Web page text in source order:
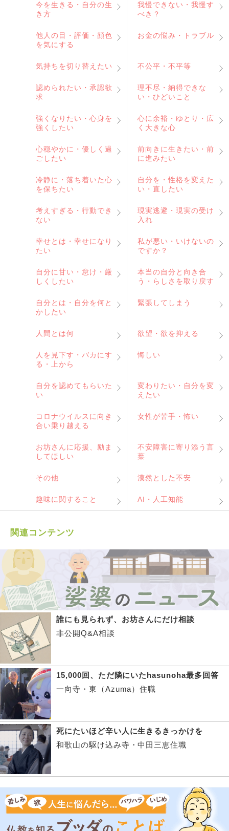
今を生きる・自分の生
き方
我慢できない・我慢す
べき？
他人の目・評価・顔色
を気にする
お金の悩み・トラブル
気持ちを切り替えたい 不公平・不平等
認められたい・承認欲
求
理不尽・納得できな
い・ひどいこと
強くなりたい・心身を
強くしたい
心に余裕・ゆとり・広
く大きな心
心穏やかに・優しく過
ごしたい
前向きに生きたい・前
に進みたい
冷静に・落ち着いた心
を保ちたい
自分を・性格を変えた
い・直したい
考えすぎる・行動でき
ない
現実逃避・現実の受け
入れ
幸せとは・幸せになり
たい
私が悪い・いけないの
ですか？
自分に甘い・怠け・厳
しくしたい
本当の自分と向き合
う・らしさを取り戻す
自分とは・自分を何と
かしたい
緊張してしまう
人間とは何 欲望・欲を抑える
人を見下す・バカにす
る・上から
悔しい
自分を認めてもらいた
い
変わりたい・自分を変
えたい
コロナウイルスに向き
合い乗り越える
女性が苦手・怖い
お坊さんに応援、励ま
してほしい
不安障害に寄り添う言
葉
その他 漠然とした不安
趣味に関すること AI・人工知能
関連コンテンツ
誰にも見られず、お坊さんにだけ相談
非公開Q&A相談
15,000回、ただ隣にいたhasunoha最多回答
一向寺・東（Azuma）住職
死にたいほど辛い人に生きるきっかけを
和歌山の駆け込み寺・中田三恵住職